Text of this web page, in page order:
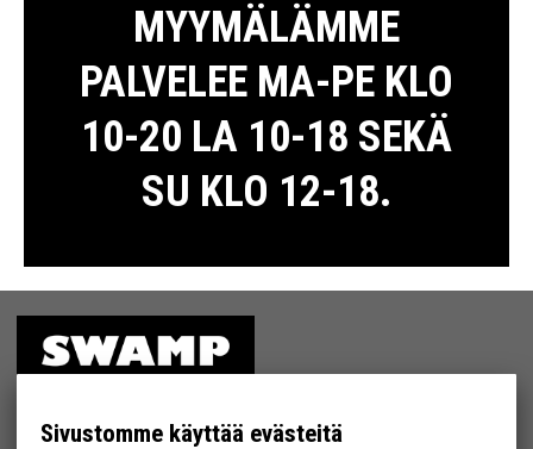
Sivustomme käyttää evästeitä
MYYMÄLÄMME
PALVELEE MA-PE KLO
10-20 LA 10-18 SEKÄ
SU KLO 12-18.
MYYMÄLÄ